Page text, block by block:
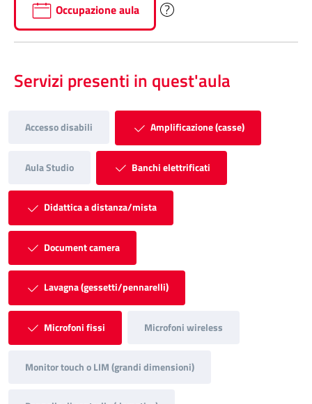
Occupazione aula
Servizi presenti in quest'aula
Accesso disabili Amplificazione (casse)
Aula Studio Banchi elettrificati
Didattica a distanza/mista
Document camera
Lavagna (gessetti/pennarelli)
Microfoni fissi Microfoni wireless
Monitor touch o LIM (grandi dimensioni)